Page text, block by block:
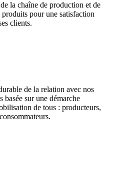
la chaîne de production et de
pour une satisfaction
clients.
de la relation avec nos
basée sur une démarche
de tous : producteurs,